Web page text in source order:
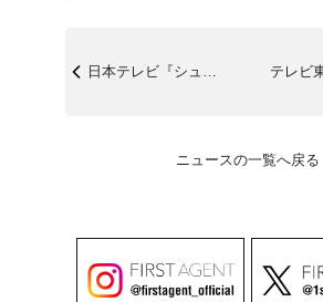
日本テレビ『シューイチ』5/16(土)8... テレビ東京『ポケ
ニュースの一覧へ戻る